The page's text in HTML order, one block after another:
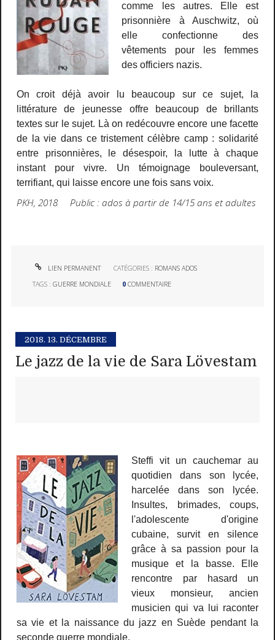
comme les autres. Elle est
prisonnière à Auschwitz, où
elle confectionne des
vêtements pour les femmes
des officiers nazis.
On croit déjà avoir lu beaucoup sur ce sujet, la
littérature de jeunesse offre beaucoup de brillants
textes sur le sujet. Là on redécouvre encore une facette
de la vie dans ce tristement célèbre camp : solidarité
entre prisonnières, le désespoir, la lutte à chaque
instant pour vivre. Un témoignage bouleversant,
terrifiant, qui laisse encore une fois sans voix.
PKH, 2018 Public : ados à partir de 14/15 ans et adultes
LIEN PERMANENT CATÉGORIES : ROMANS ADOS
TAGS :GUERRE MONDIALE 0 COMMENTAIRE
2018. 13. DÉCEMBRE
Le jazz de la vie de Sara Lövestam
Steffi vit un cauchemar au
quotidien dans son lycée,
harcelée dans son lycée.
Insultes, brimades, coups,
l'adolescente d'origine
cubaine, survit en silence
grâce à sa passion pour la
musique et la basse. Elle
rencontre par hasard un
vieux monsieur, ancien
musicien qui va lui raconter
sa vie et la naissance du jazz en Suède pendant la
seconde guerre mondiale.